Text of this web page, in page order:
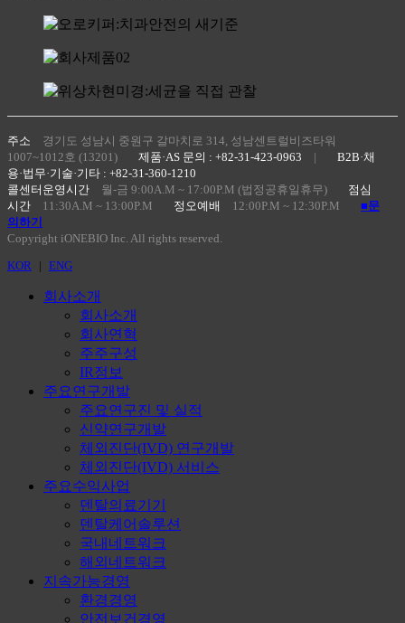
주소
경기도 성남시 중원구 갈마치로 314, 성남센트럴비즈타워
1007~1012호 (13201)
제품·AS 문의 : +82-31-423-0963 |
B2B·채
용·법무·기술·기타 : +82-31-360-1210
콜센터운영시간
월-금 9:00A.M ~ 17:00P.M (법정공휴일휴무)
점심
시간
11:30A.M ~ 13:00P.M 정오예배 12:00P.M ~ 12:30P.M
■문
의하기
Copyright iONEBIO Inc. All rights reserved.
Close
KOR | ENG
회사소개
회사소개
회사연혁
주주구성
IR정보
주요연구개발
주요연구진 및 실적
신약연구개발
체외진단(IVD) 연구개발
체외진단(IVD) 서비스
주요수익사업
덴탈의료기기
덴탈케어솔루션
국내네트워크
해외네트워크
지속가능경영
환경경영
안전보건경영